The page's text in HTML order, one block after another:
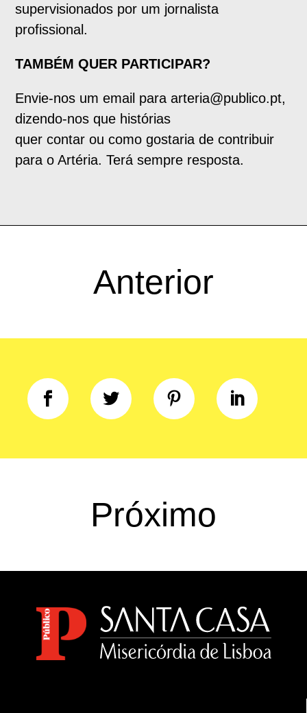
supervisionados por um jornalista
profissional.
TAMBÉM QUER PARTICIPAR?
Envie-nos um email para arteria@publico.pt,
dizendo-nos que histórias
quer contar ou como gostaria de contribuir
para o Artéria. Terá sempre resposta.
Anterior
Próximo